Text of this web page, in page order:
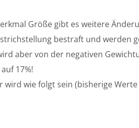
Größe gibt es weitere
bestraft und werden
aber von der negativen
17%!
wie folgt sein (bisherige